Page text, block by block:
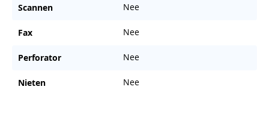
Scannen Nee
Fax Nee
Perforator Nee
Nieten Nee